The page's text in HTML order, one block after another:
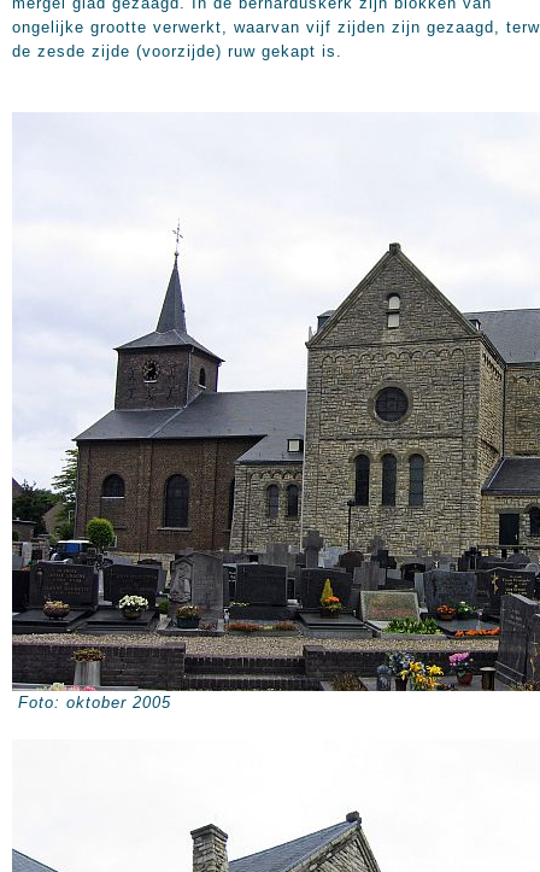
ongelijke grootte verwerkt, waarvan vijf zijden zijn gezaagd,
de zesde zijde (voorzijde) ruw gekapt is.
Foto: oktober 2005